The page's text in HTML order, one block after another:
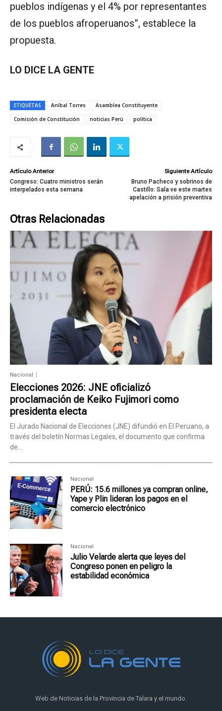
pueblos indígenas y el 4% por representantes
de los pueblos afroperuanos”, establece la
propuesta.
LO DICE LA GENTE
ETIQUETAS Aníbal Torres
Asamblea Constituyente
Comisión de Constitución
noticias Perú política
Artículo Anterior
Congreso: Cuatro ministros serán
interpelados esta semana
Siguiente Artículo
Bruno Pacheco y sobrinos de
Castillo: Sala ve este martes
apelación a prisión preventiva
Otras Relacionadas
Nacional
Elecciones 2026: JNE oficializó
proclamación de Keiko Fujimori como
presidenta electa
El Jurado Nacional de Elecciones (JNE) difundió en El Peruano, a
través del boletín Normas Legales, el documento que confirma
de...
Nacional
PERÚ: 15.6 millones ya compran online,
Yape y Plin lideran los pagos en el
comercio electrónico
Nacional
Julio Velarde alerta que leyes del
Congreso ponen en peligro la
estabilidad económica
Web de Noticias de la Provincia de Talara y el mundo.